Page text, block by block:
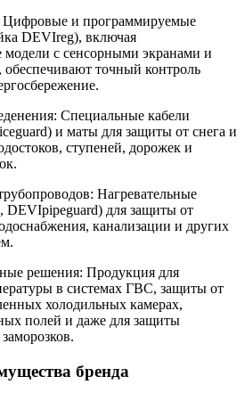
Цифровые и программируемые
DEVIreg), включая
модели с сенсорными экранами и
точный контроль
Специальные кабели
и маты для защиты от снега и
ступеней, дорожек и
Нагревательные
DEVIpipeguard) для защиты от
канализации и других
решения: Продукция для
в системах ГВС, защиты от
холодильных камерах,
полей и даже для защиты
бренда